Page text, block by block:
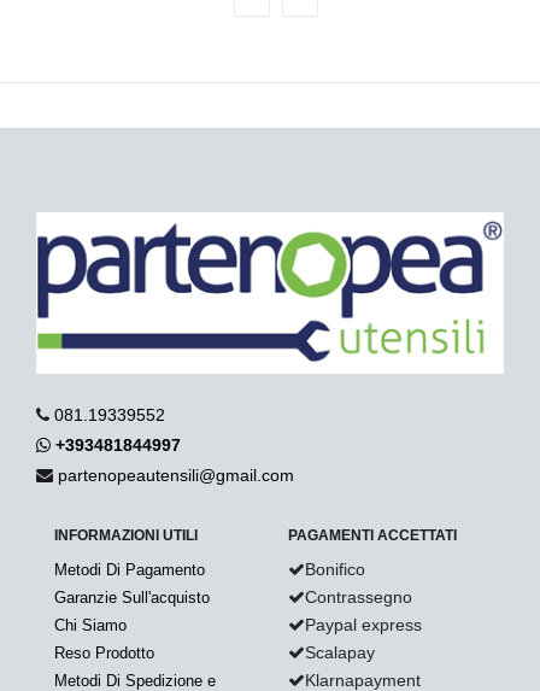
081.19339552
+393481844997
partenopeautensili@gmail.com
INFORMAZIONI UTILI
Metodi Di Pagamento
Garanzie Sull'acquisto
Chi Siamo
Reso Prodotto
Metodi Di Spedizione e
PAGAMENTI ACCETTATI
Bonifico
Contrassegno
Paypal express
Scalapay
Klarnapayment